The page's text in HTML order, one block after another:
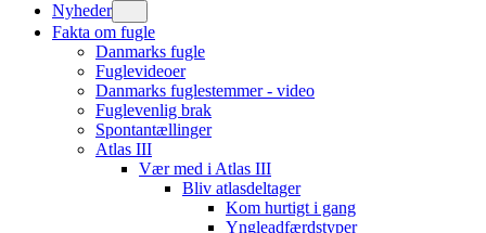
Nyheder
Fakta om fugle
Danmarks fugle
Fuglevideoer
Danmarks fuglestemmer - video
Fuglevenlig brak
Spontantællinger
Atlas III
Vær med i Atlas III
Bliv atlasdeltager
Kom hurtigt i gang
Yngleadfærdstyper